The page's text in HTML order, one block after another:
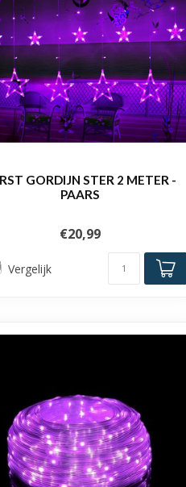
GORDIJN STER 2 METER -
PAARS
€20,99
Vergelijk